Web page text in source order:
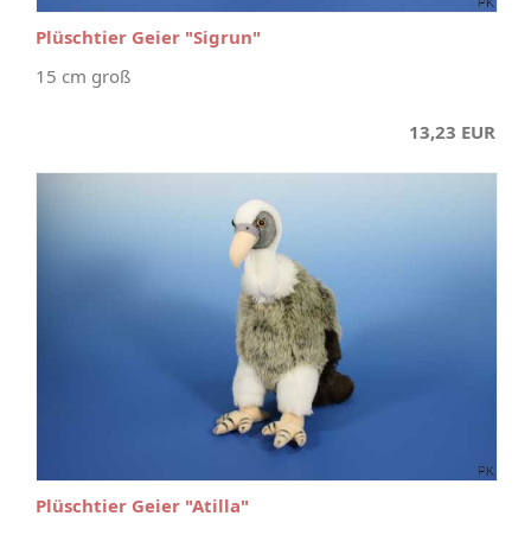
Plüschtier Geier "Sigrun"
15 cm groß
13,23 EUR
Plüschtier Geier "Atilla"